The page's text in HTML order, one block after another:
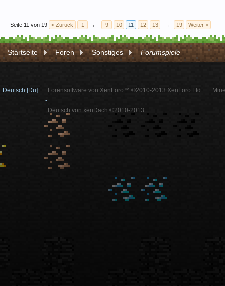
Seite 11 von 19 < Zurück 1 ← 9 10 11 12 13 → 19 Weiter >
Startseite Foren Sonstiges Forumspiele
Deutsch [Du]
Forensoftware von XenForo™ ©2010-2013 XenForo Ltd.
-
Deutsch von xenDach ©2010-2013